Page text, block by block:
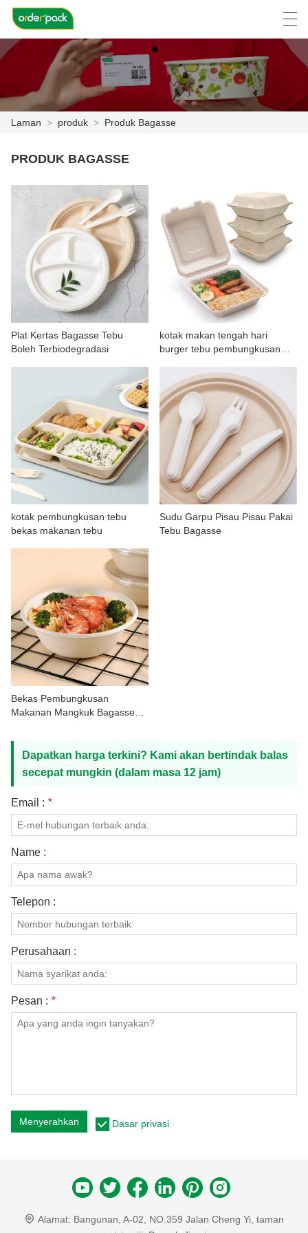
PRODUK
TENTANG KITA
KES
LAWATAN KILANG
HUBUNGI KAMI
Deutsch
Laman > produk > Produk Bagasse
PRODUK BAGASSE
Plat Kertas Bagasse Tebu
Boleh Terbiodegradasi
kotak makan tengah hari
burger tebu pembungkusan
kotak pembungkusan tebu
bekas makanan tebu
Sudu Garpu Pisau Pisau Pakai
Tebu Bagasse
Bekas Pembungkusan
Makanan Mangkuk Bagasse
Dapatkan harga terkini? Kami akan bertindak balas
secepat mungkin (dalam masa 12 jam)
Email : *
Name :
Telepon :
Perusahaan :
Pesan : *
Menyerahkan Dasar privasi
Alamat: Bangunan, A-02, NO.359 Jalan Cheng Yi, taman